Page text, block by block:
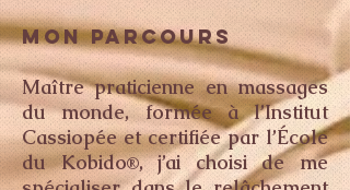
MON PARCOURS
Maître praticienne en massages
du monde, formée à l’Institut
Cassiopée et certifiée par l’École
du Kobido®, j’ai choisi de me